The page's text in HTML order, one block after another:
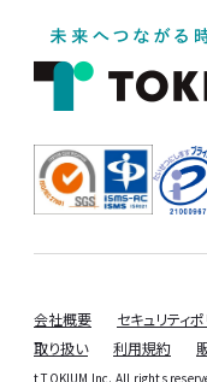
会社概要 セキュリティ
取り扱い
利用規約
t TOKIUM Inc. All rights